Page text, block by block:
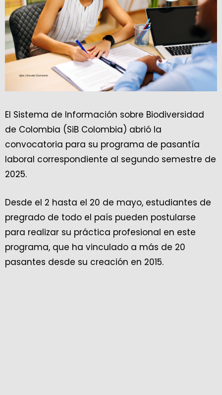
El Sistema de Información sobre Biodiversidad
de Colombia (SiB Colombia) abrió la
convocatoria para su programa de pasantía
laboral correspondiente al segundo semestre de
2025.
Desde el 2 hasta el 20 de mayo, estudiantes de
pregrado de todo el país pueden postularse
para realizar su práctica profesional en este
programa, que ha vinculado a más de 20
pasantes desde su creación en 2015.